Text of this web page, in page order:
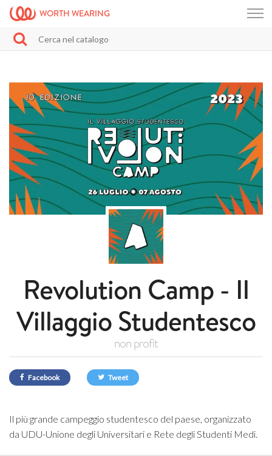
WORTH WEARING
Revolution Camp - Il
Villaggio Studentesco
non profit
Facebook Tweet
Il più grande campeggio studentesco del paese, organizzato
da UDU-Unione degli Universitari e Rete degli Studenti Medi.